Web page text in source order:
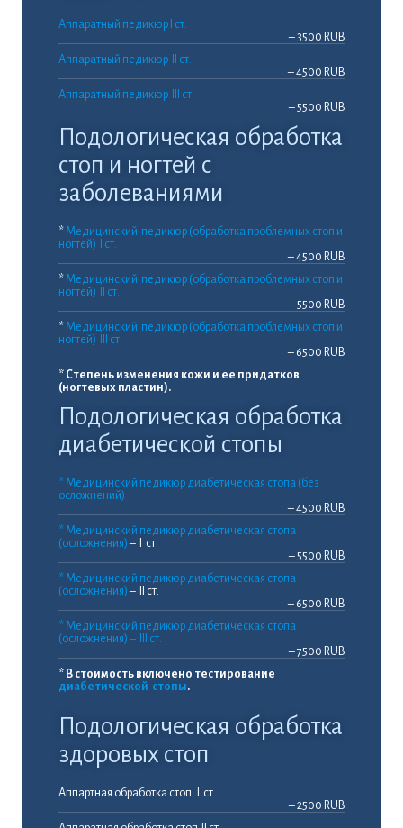
​​Аппаратный педикюр I ст.
– 3500 RUB
Аппаратный педикюр II ст.
– 4500 RUB
Аппаратный педикюр III ст.
– 5500 RUB
Подологическая обработка
стоп и ногтей с
заболеваниями
* Медицинский педикюр (обработка проблемных стоп и
ногтей) I ст.
– 4500 RUB
* Медицинский педикюр (обработка проблемных стоп и
ногтей) II ст.
– 5500 RUB
* Медицинский педикюр (обработка проблемных стоп и
ногтей) III ст.
– 6500 RUB
* Степень изменения кожи и ее придатков
(ногтевых пластин).
Подологическая обработка
диабетической стопы
* Медицинский педикюр диабетическая стопа (без
осложнений)
– 4500 RUB
* Медицинский педикюр диабетическая стопа
(осложнения)– I ст.
– 5500 RUB
* Медицинский педикюр диабетическая стопа
(осложнения)– II ст.
– 6500 RUB
* Медицинский педикюр диабетическая стопа
(осложнения) – III ст.
– 7500 RUB
* В стоимость включено тестирование
диабетической стопы.
Подологическая обработка
здоровых стоп
Аппартная обработка стоп I ст.
– 2500 RUB